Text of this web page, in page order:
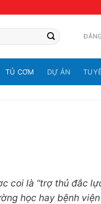
TỦ CƠM DỰ ÁN
coi là “trợ thủ đắc
học hay bệnh viện